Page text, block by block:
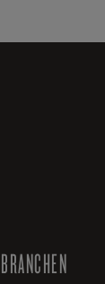
BRANCHEN